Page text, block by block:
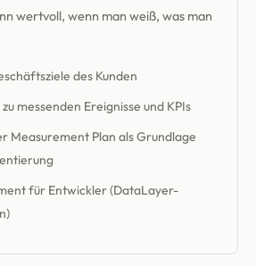
wertvoll, wenn man weiß, was man
des Kunden
messenden Ereignisse und KPIs
Measurement Plan als Grundlage
für Entwickler (DataLayer-